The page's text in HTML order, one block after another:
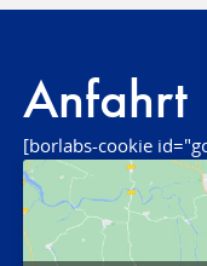
Anfahrt
[borlabs-cookie